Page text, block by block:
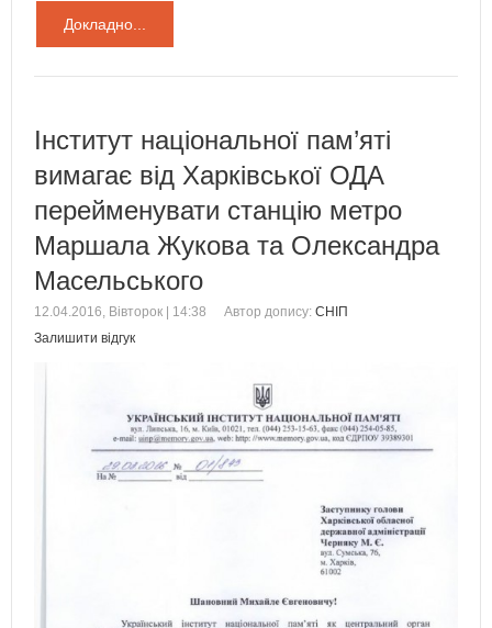
Докладно...
Інститут національної пам’яті
вимагає від Харківської ОДА
перейменувати станцію метро
Маршала Жукова та Олександра
Масельського
12.04.2016, Вівторок | 14:38 Автор допису: СНІП
Залишити відгук